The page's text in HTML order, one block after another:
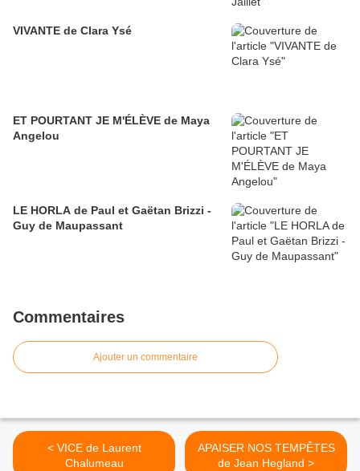
VIVANTE de Clara Ysé
ET POURTANT JE M'ÉLÈVE de Maya
Angelou
LE HORLA de Paul et Gaëtan Brizzi -
Guy de Maupassant
Commentaires
Ajouter un commentaire
< VICE de Laurent
Chalumeau
APAISER NOS TEMPÊTES
de Jean Hegland >